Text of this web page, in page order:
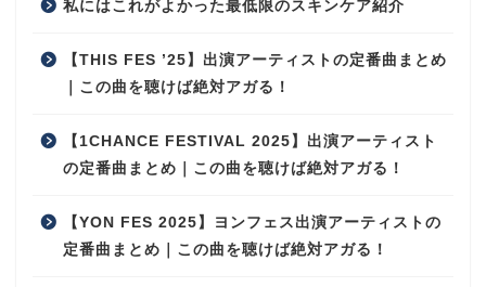
私にはこれがよかった最低限のスキンケア紹介
【THIS FES ’25】出演アーティストの定番曲まとめ
｜この曲を聴けば絶対アガる！
【1CHANCE FESTIVAL 2025】出演アーティスト
の定番曲まとめ｜この曲を聴けば絶対アガる！
【YON FES 2025】ヨンフェス出演アーティストの
定番曲まとめ｜この曲を聴けば絶対アガる！